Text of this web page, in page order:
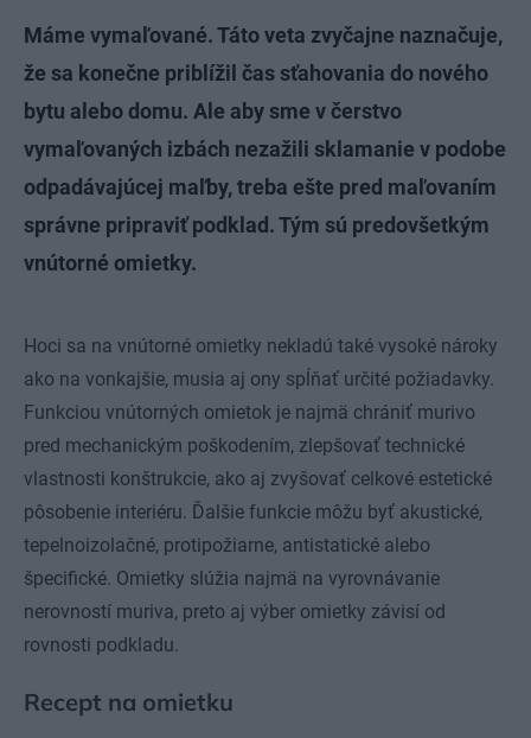
Máme vymaľované. Táto veta zvyčajne naznačuje,
že sa konečne priblížil čas sťahovania do nového
bytu alebo domu. Ale aby sme v čerstvo
vymaľovaných izbách nezažili sklamanie v podobe
odpadávajúcej maľby, treba ešte pred maľovaním
správne pripraviť podklad. Tým sú predovšetkým
vnútorné omietky.
Hoci sa na vnútorné omietky nekladú také vysoké nároky
ako na vonkajšie, musia aj ony spĺňať určité požiadavky.
Funkciou vnútorných omietok je najmä chrániť murivo
pred mechanickým poškodením, zlepšovať technické
vlastnosti konštrukcie, ako aj zvyšovať celkové estetické
pôsobenie interiéru. Ďalšie funkcie môžu byť akustické,
tepelnoizolačné, protipožiarne, antistatické alebo
špecifické. Omietky slúžia najmä na vyrovnávanie
nerovností muriva, preto aj výber omietky závisí od
rovnosti podkladu.
Recept na omietku